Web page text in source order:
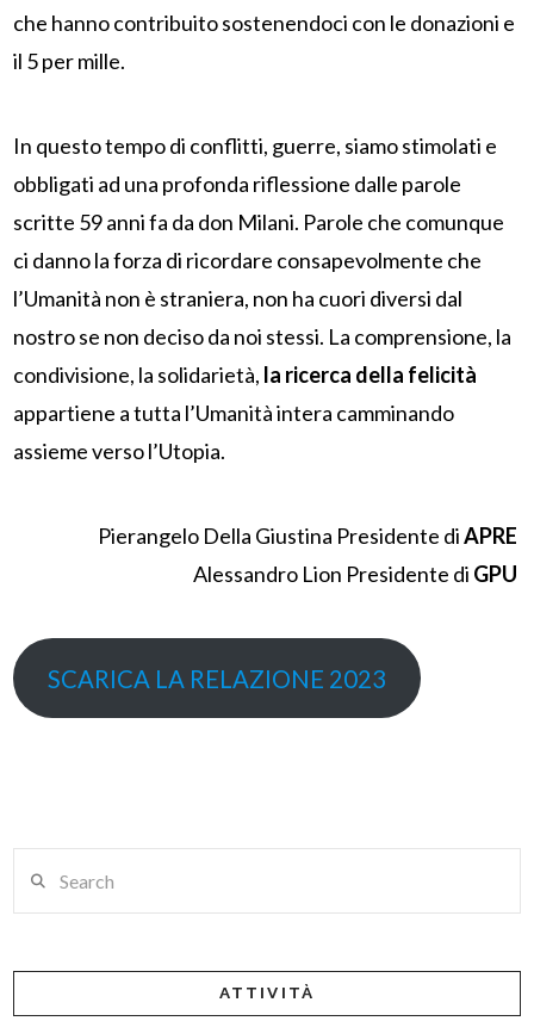
che hanno contribuito sostenendoci con le donazioni e
il 5 per mille.
In questo tempo di conflitti, guerre, siamo stimolati e
obbligati ad una profonda riflessione dalle parole
scritte 59 anni fa da don Milani. Parole che comunque
ci danno la forza di ricordare consapevolmente che
l’Umanità non è straniera, non ha cuori diversi dal
nostro se non deciso da noi stessi. La comprensione, la
condivisione, la solidarietà, la ricerca della felicità
appartiene a tutta l’Umanità intera camminando
assieme verso l’Utopia.
Pierangelo Della Giustina Presidente diAPRE
Alessandro Lion Presidente di GPU
SCARICA LA RELAZIONE 2023
ATTIVITÀ